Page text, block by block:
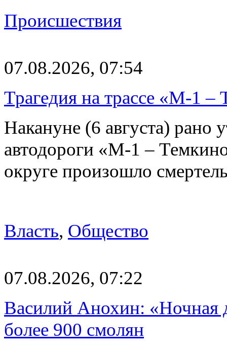
Происшествия
07.08.2026, 07:54
Трагедия на трассе «М-1 –
Накануне (6 августа) рано
автодороги «М-1 –
округе произошло
Власть, Общество
07.08.2026, 07:22
Василий Анохин: «Ночная
более 900 смолян